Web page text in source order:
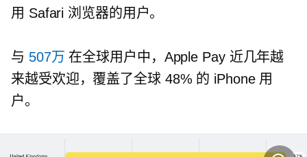
用 Safari 浏览器的用户。
与 507万 在全球用户中，Apple Pay 近几年越
来越受欢迎，覆盖了全球 48% 的 iPhone 用
户。